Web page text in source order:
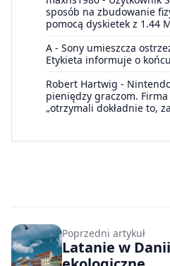
sposób na zbudowanie
pomocą dyskietek z 1.44
A - Sony umieszcza
Etykieta informuje o
Robert Hartwig -
pieniędzy graczom.
„otrzymali dokładnie to,
Poprzedni artykuł
Latanie w